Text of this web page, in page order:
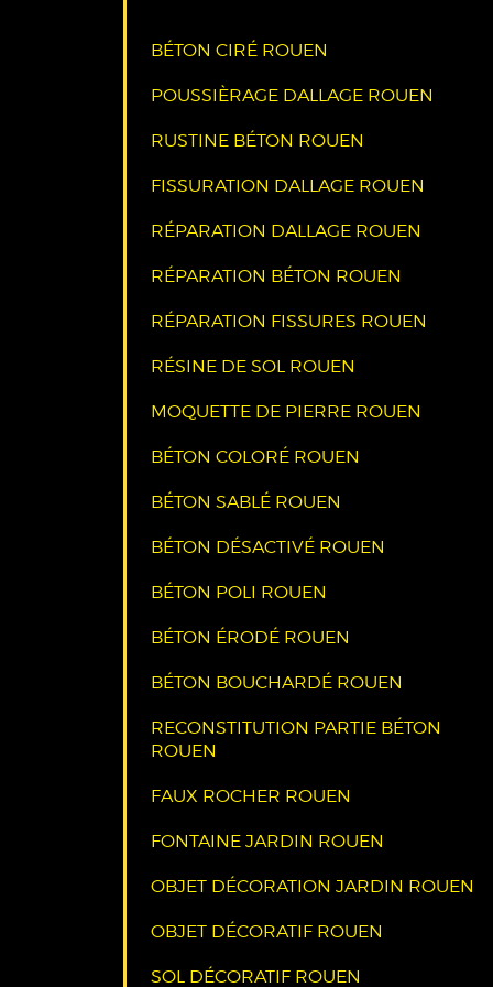
BÉTON CIRÉ ROUEN
POUSSIÈRAGE DALLAGE ROUEN
RUSTINE BÉTON ROUEN
FISSURATION DALLAGE ROUEN
RÉPARATION DALLAGE ROUEN
RÉPARATION BÉTON ROUEN
RÉPARATION FISSURES ROUEN
RÉSINE DE SOL ROUEN
MOQUETTE DE PIERRE ROUEN
BÉTON COLORÉ ROUEN
BÉTON SABLÉ ROUEN
BÉTON DÉSACTIVÉ ROUEN
BÉTON POLI ROUEN
BÉTON ÉRODÉ ROUEN
BÉTON BOUCHARDÉ ROUEN
RECONSTITUTION PARTIE BÉTON
ROUEN
FAUX ROCHER ROUEN
FONTAINE JARDIN ROUEN
OBJET DÉCORATION JARDIN ROUEN
OBJET DÉCORATIF ROUEN
SOL DÉCORATIF ROUEN